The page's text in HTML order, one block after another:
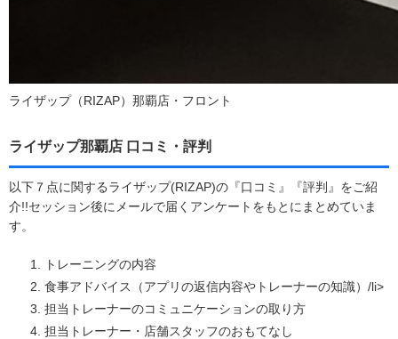
ライザップ（RIZAP）那覇店・フロント
ライザップ那覇店 口コミ・評判
以下７点に関するライザップ(RIZAP)の『口コミ』『評判』をご紹
介!!セッション後にメールで届くアンケートをもとにまとめていま
す。
トレーニングの内容
食事アドバイス（アプリの返信内容やトレーナーの知識）/li>
担当トレーナーのコミュニケーションの取り方
担当トレーナー・店舗スタッフのおもてなし